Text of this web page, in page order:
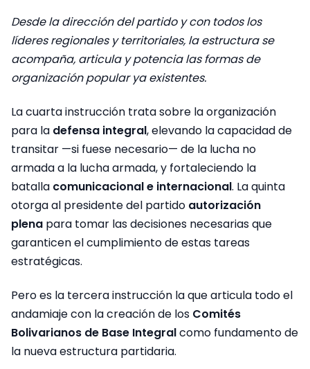
Desde la dirección del partido y con todos los
líderes regionales y territoriales, la estructura se
acompaña, articula y potencia las formas de
organización popular ya existentes.
La cuarta instrucción trata sobre la organización
para la defensa integral, elevando la capacidad de
transitar —si fuese necesario— de la lucha no
armada a la lucha armada, y fortaleciendo la
batalla comunicacional e internacional. La quinta
otorga al presidente del partido autorización
plena para tomar las decisiones necesarias que
garanticen el cumplimiento de estas tareas
estratégicas.
Pero es la tercera instrucción la que articula todo el
andamiaje con la creación de los Comités
Bolivarianos de Base Integralcomo fundamento de
la nueva estructura partidaria.